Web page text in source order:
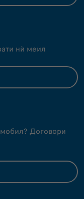
нѝ меил
Договори